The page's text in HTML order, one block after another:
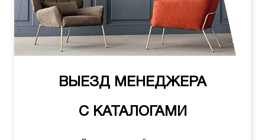
ВЫЕЗД МЕНЕДЖЕРА
С КАТАЛОГАМИ